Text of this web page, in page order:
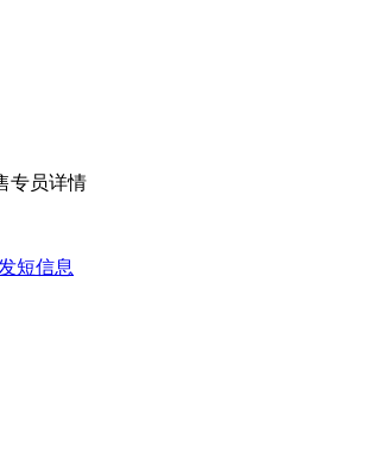
专员详情